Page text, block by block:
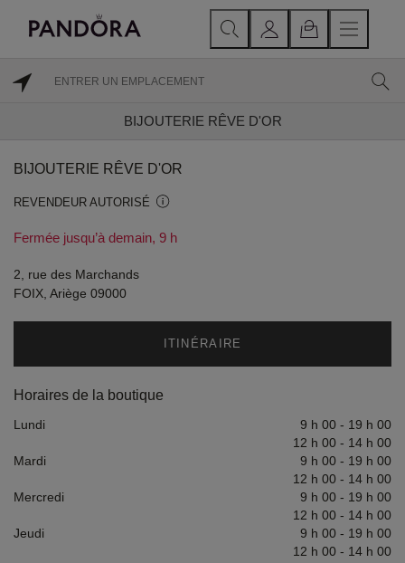
BIJOUTERIE RÊVE D'OR
BIJOUTERIE RÊVE D'OR
REVENDEUR AUTORISÉ
Fermée jusqu’à demain, 9 h
2, rue des Marchands
FOIX, Ariège 09000
ITINÉRAIRE
Horaires de la boutique
Lundi 9 h 00 - 19 h 00
12 h 00 - 14 h 00
Mardi
9 h 00 - 19 h 00
12 h 00 - 14 h 00
Mercredi
9 h 00 - 19 h 00
12 h 00 - 14 h 00
Jeudi
9 h 00 - 19 h 00
12 h 00 - 14 h 00